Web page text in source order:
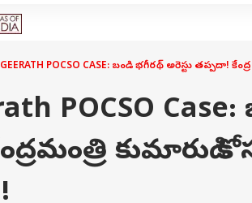
ఆట
క్రికెట్
ఐపీఎల్
యువ
POCSO CASE: బండి భగీరథ్‌ అరెస్టు తప్పదా!
POCSO Case:
కుమారుడి